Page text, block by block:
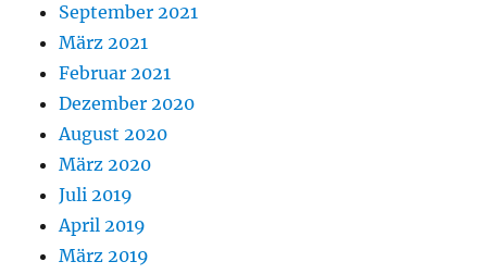
September 2021
März 2021
Februar 2021
Dezember 2020
August 2020
März 2020
Juli 2019
April 2019
März 2019